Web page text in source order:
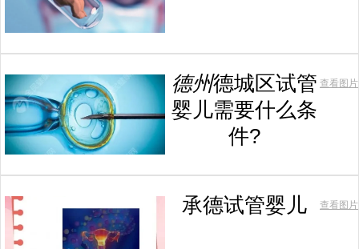
德州德城区试管
婴儿需要什么条
件?
查看图片
承德试管婴儿 查看图片